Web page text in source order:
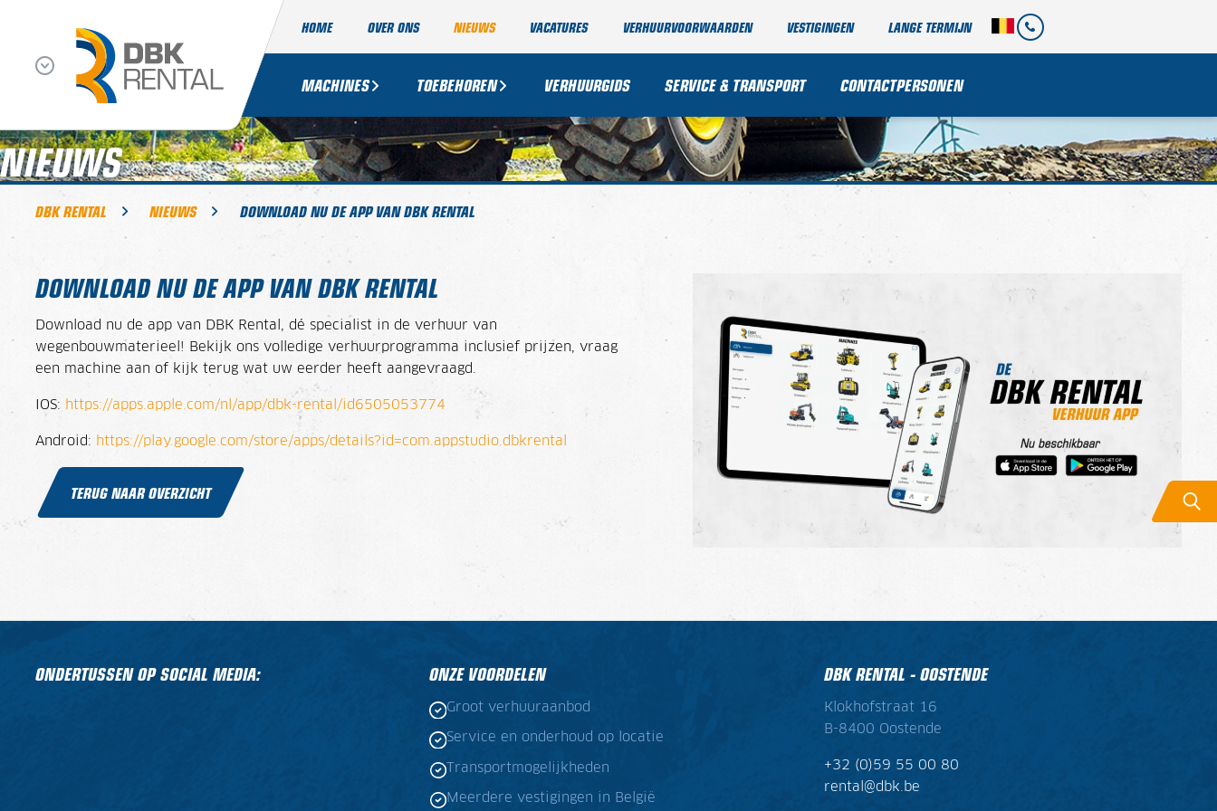
HOME OVER ONS NIEUWS VACATURES VERHUURVOORWAARDEN VESTIGINGEN LANGE TERMIJN
MACHINES TOEBEHOREN VERHUURGIDS SERVICE & TRANSPORT CONTACTPERSONEN
NIEUWS
DBK RENTAL NIEUWS DOWNLOAD NU DE APP VAN DBK RENTAL
DOWNLOAD NU DE APP VAN DBK RENTAL
Download nu de app van DBK Rental, dé specialist in de verhuur van
wegenbouwmaterieel! Bekijk ons volledige verhuurprogramma inclusief prijzen, vraag
een machine aan of kijk terug wat uw eerder heeft aangevraagd.
IOS: https://apps.apple.com/nl/app/dbk-rental/id6505053774
Android: https://play.google.com/store/apps/details?id=com.appstudio.dbkrental
TERUG NAAR OVERZICHT
ONDERTUSSEN OP SOCIAL MEDIA: ONZE VOORDELEN
Groot verhuuraanbod
Service en onderhoud op locatie
Transportmogelijkheden
Meerdere vestigingen in België
DBK RENTAL - OOSTENDE
Klokhofstraat 16
B-8400 Oostende
+32 (0)59 55 00 80
rental@dbk.be